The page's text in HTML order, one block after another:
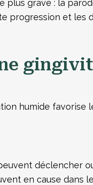
plus grave : la
progression et les
humide
déclencher
en cause dans